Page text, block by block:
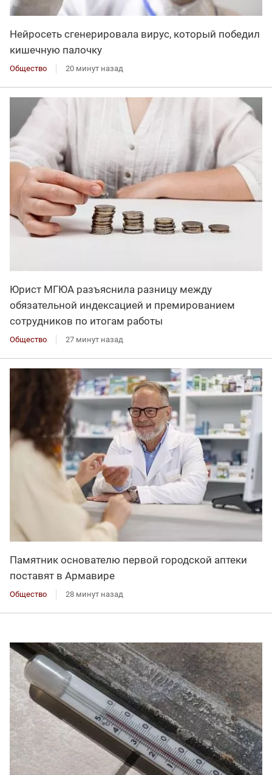
Нейросеть сгенерировала вирус, который победил
кишечную палочку
Общество 20 минут назад
Юрист МГЮА разъяснила разницу между
обязательной индексацией и премированием
сотрудников по итогам работы
Общество 27 минут назад
Памятник основателю первой городской аптеки
поставят в Армавире
Общество 28 минут назад